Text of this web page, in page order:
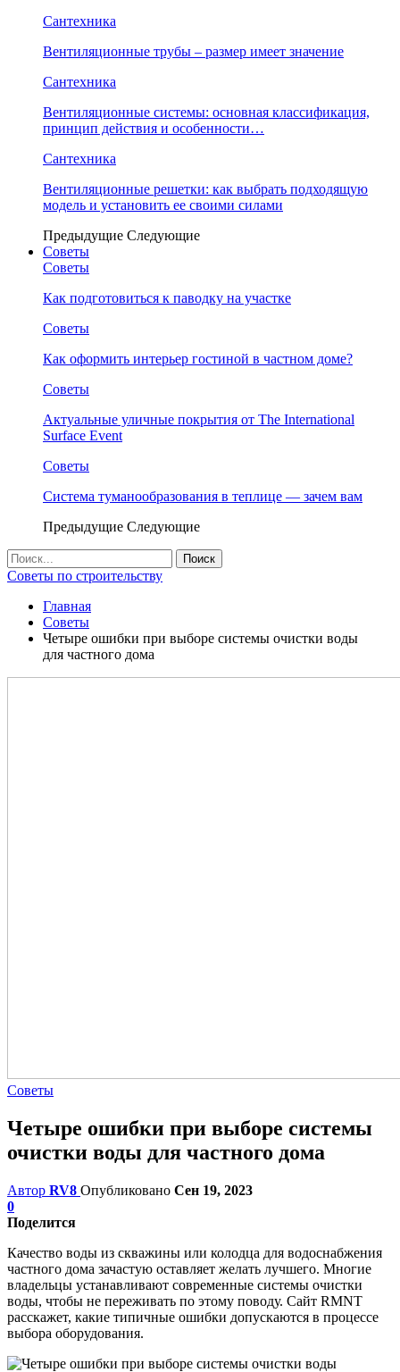
Сантехника
Вентиляционные трубы – размер имеет значение
Сантехника
Вентиляционные системы: основная классификация,
принцип действия и особенности…
Сантехника
Вентиляционные решетки: как выбрать подходящую
модель и установить ее своими силами
Предыдущие Следующие
Советы
Советы
Как подготовиться к паводку на участке
Советы
Как оформить интерьер гостиной в частном доме?
Советы
Актуальные уличные покрытия от The International
Surface Event
Советы
Система туманообразования в теплице — зачем вам
Предыдущие Следующие
Советы по строительству
Главная
Советы
Четыре ошибки при выборе системы очистки воды
для частного дома
Советы
Четыре ошибки при выборе системы
очистки воды для частного дома
Автор RV8 Опубликовано Сен 19, 2023
0
Поделится
Качество воды из скважины или колодца для водоснабжения
частного дома зачастую оставляет желать лучшего. Многие
владельцы устанавливают современные системы очистки
воды, чтобы не переживать по этому поводу. Сайт RMNT
расскажет, какие типичные ошибки допускаются в процессе
выбора оборудования.